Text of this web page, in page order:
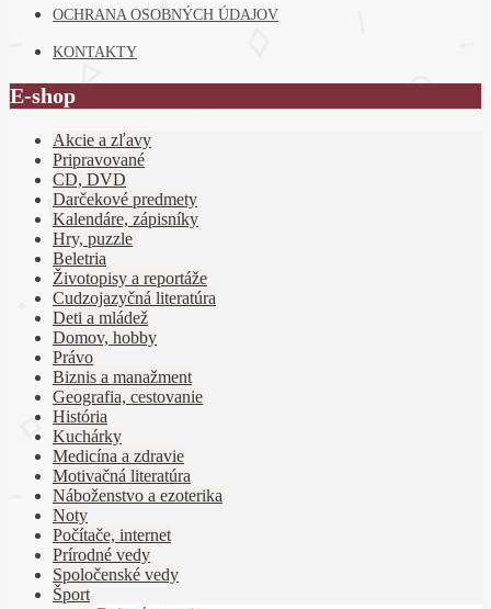
OCHRANA OSOBNÝCH ÚDAJOV
KONTAKTY
E-shop
Akcie a zľavy
Pripravované
CD, DVD
Darčekové predmety
Kalendáre, zápisníky
Hry, puzzle
Beletria
Životopisy a reportáže
Cudzojazyčná literatúra
Deti a mládež
Domov, hobby
Právo
Biznis a manažment
Geografia, cestovanie
História
Kuchárky
Medicína a zdravie
Motivačná literatúra
Náboženstvo a ezoterika
Noty
Počítače, internet
Prírodné vedy
Spoločenské vedy
Šport